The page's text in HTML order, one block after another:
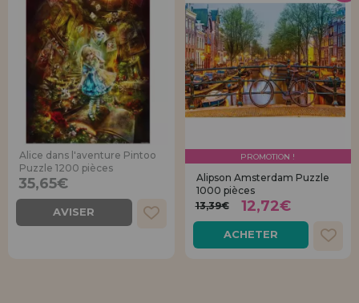
Alice dans l'aventure Pintoo
Puzzle 1200 pièces
35,65€
AVISER
PROMOTION !
Alipson Amsterdam Puzzle
1000 pièces
13,39€
12,72€
ACHETER